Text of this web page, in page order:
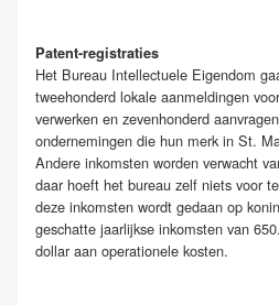
Patent-registraties
Het Bureau Intellectuele Eigendom
tweehonderd lokale aanmeldingen
verwerken en zevenhonderd
ondernemingen die hun merk in St.
Andere inkomsten worden verwacht
daar hoeft het bureau zelf niets voor
deze inkomsten wordt gedaan op
geschatte jaarlijkse inkomsten van
dollar aan operationele kosten.